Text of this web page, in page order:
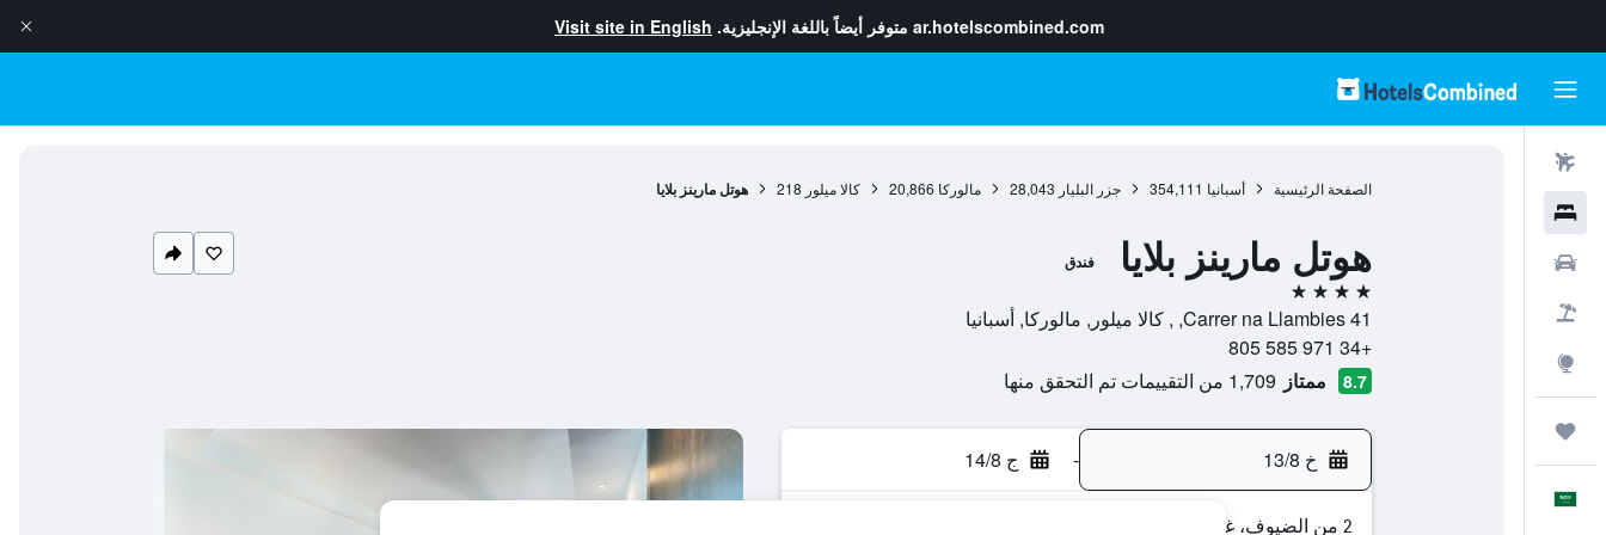
ar.hotelscombined.com متوفر أيضاً باللغة الإنجليزية. Visit site in English
الصفحة الرئيسية أسبانيا 354,111 جزر البليار 28,043 مالوركا 20,866 كالا ميلور 218 هوتل مارينز بلايا
هوتل مارينز بلايا فندق
4 نجوم
Carrer na Llambies 41, , كالا ميلور, مالوركا, أسبانيا
+34 971 585 805
8.7 ممتاز 1,709 من التقييمات تم التحقق منها
خ 13/8 - ج 14/8
2 من الضيوف، غرفة واحدة